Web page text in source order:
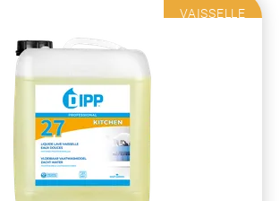
VAISSELLE